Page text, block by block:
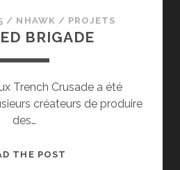
/ NHAWK / PROJETS
BRIGADE
Trench Crusade a été
créateurs de produire
des…
THE POST